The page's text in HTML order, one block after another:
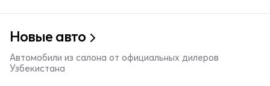
Новые авто
Автомобили из салона от официальных дилеров
Узбекистана